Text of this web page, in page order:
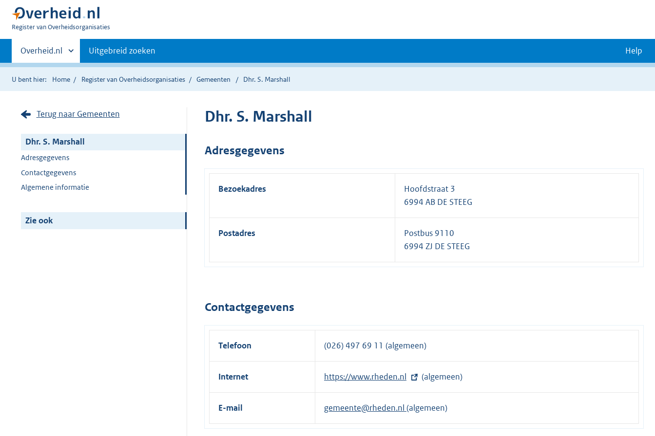
U
Register van Overheidsorganisaties
Primaire
navigatie
Andere
sites
binnen
Overheid.nl Uitgebreid zoeken Help
U bent hier: Home Register van Overheidsorganisaties Gemeenten Dhr. S. Marshall
Terug naar Gemeenten
Dhr. S. Marshall
Adresgegevens
Contactgegevens
Algemene informatie
Zie ook
Dhr. S. Marshall
Adresgegevens
Bezoekadres
Hoofdstraat 3
6994 AB DE STEEG
Postadres
Postbus 9110
6994 ZJ DE STEEG
Contactgegevens
Telefoon (026) 497 69 11 (algemeen)
Internet
E
x
e
r
https://www.rheden.nl (algemeen)
E-mail gemeente@rheden.nl (algemeen)